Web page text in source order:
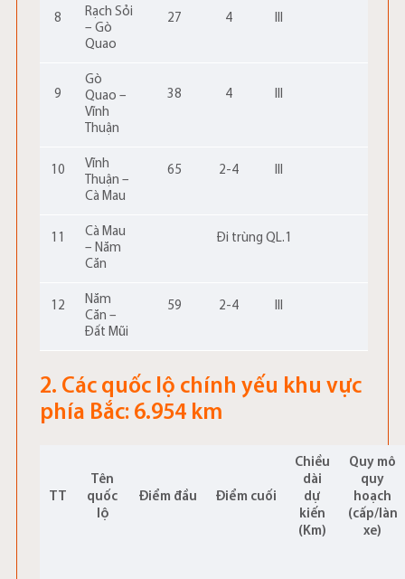
8
Rạch Sỏi
– Gò
Quao
27 4
9
Gò
Quao –
Vĩnh
Thuận
38 4
10
Vĩnh
Thuận –
Cà Mau
65 2-4
11
Cà Mau
– Năm
Căn
Đi trùng QL.1
12
Năm
Căn –
Đất Mũi
59 2-4
2. Các quốc lộ chính yếu khu vực
phía Bắc: 6.954 km
TT
Tên
quốc
lộ
Điểm đầu Điểm cuối
Chiều
dài
dự
kiến
(Km)
Quy mô
quy
hoạch
(cấp/làn
xe)